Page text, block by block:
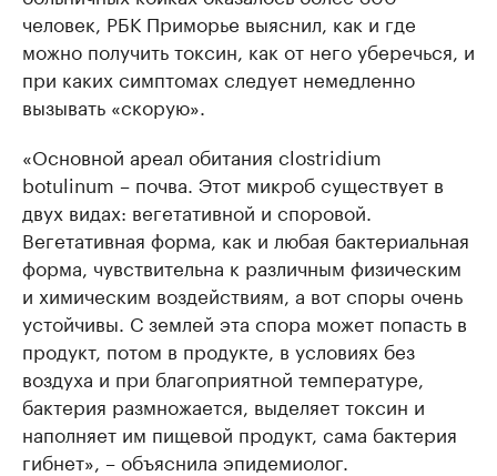
человек, РБК Приморье выяснил, как и где
можно получить токсин, как от него уберечься, и
при каких симптомах следует немедленно
вызывать «скорую».
«Основной ареал обитания сlostridium
botulinum – почва. Этот микроб существует в
двух видах: вегетативной и споровой.
Вегетативная форма, как и любая бактериальная
форма, чувствительна к различным физическим
и химическим воздействиям, а вот споры очень
устойчивы. С землей эта спора может попасть в
продукт, потом в продукте, в условиях без
воздуха и при благоприятной температуре,
бактерия размножается, выделяет токсин и
наполняет им пищевой продукт, сама бактерия
гибнет», – объяснила эпидемиолог.